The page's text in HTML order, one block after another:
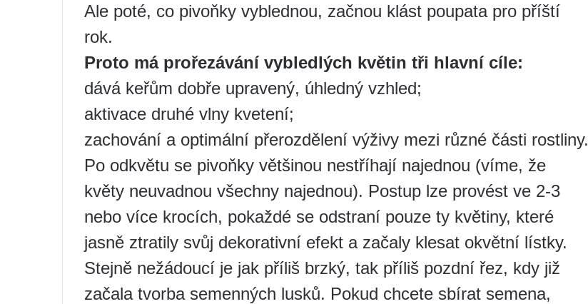
Ale poté, co pivoňky vyblednou, začnou klást poupata pro příští
rok.
Proto má prořezávání vybledlých květin tři hlavní cíle:
dává keřům dobře upravený, úhledný vzhled;
aktivace druhé vlny kvetení;
zachování a optimální přerozdělení výživy mezi různé části rostliny.
Po odkvětu se pivoňky většinou nestříhají najednou (víme, že
květy neuvadnou všechny najednou). Postup lze provést ve 2-3
nebo více krocích, pokaždé se odstraní pouze ty květiny, které
jasně ztratily svůj dekorativní efekt a začaly klesat okvětní lístky.
Stejně nežádoucí je jak příliš brzký, tak příliš pozdní řez, kdy již
začala tvorba semenných lusků. Pokud chcete sbírat semena,